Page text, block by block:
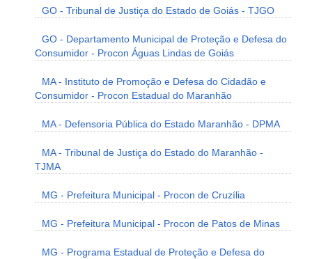
GO - Tribunal de Justiça do Estado de Goiás - TJGO
GO - Departamento Municipal de Proteção e Defesa do
Consumidor - Procon Águas Lindas de Goiás
MA - Instituto de Promoção e Defesa do Cidadão e
Consumidor - Procon Estadual do Maranhão
MA - Defensoria Pública do Estado Maranhão - DPMA
MA - Tribunal de Justiça do Estado do Maranhão -
TJMA
MG - Prefeitura Municipal - Procon de Cruzília
MG - Prefeitura Municipal - Procon de Patos de Minas
MG - Programa Estadual de Proteção e Defesa do